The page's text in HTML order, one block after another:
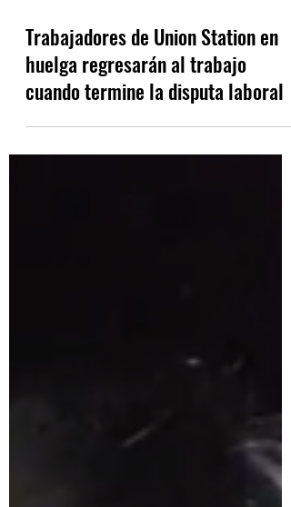
May 3, 2022 2 min read
Trabajadores de Union Station en